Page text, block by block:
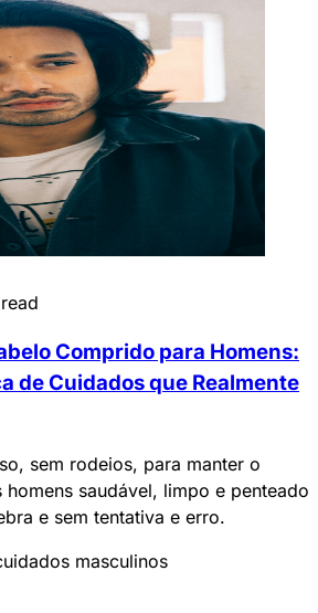
Comprido para Homens:
de Cuidados que Realmente
sem rodeios, para manter o
saudável, limpo e penteado
e sem tentativa e erro.
masculinos